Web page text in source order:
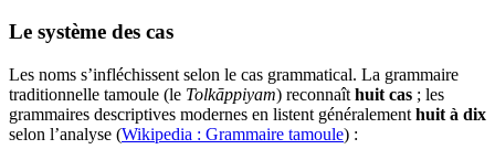
Le système des cas
Les noms s’infléchissent selon le cas grammatical. La grammaire
traditionnelle tamoule (le Tolkāppiyam) reconnaît huit cas ; les
grammaires descriptives modernes en listent généralement huit à dix
selon l’analyse (Wikipedia : Grammaire tamoule) :